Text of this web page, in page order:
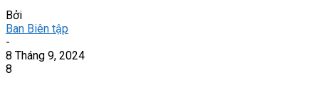
Bởi
Ban Biên tập
-
8 Tháng 9, 2024
8